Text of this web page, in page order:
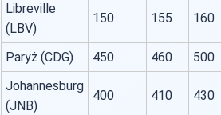
Libreville
(LBV)
150 155 160
Paryż (CDG) 450 460 500
Johannesburg
(JNB)
400 410 430